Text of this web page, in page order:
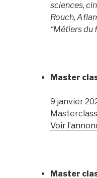
sciences,
Rouch,
“Métiers du
Master
9 janvier
Voir
Master